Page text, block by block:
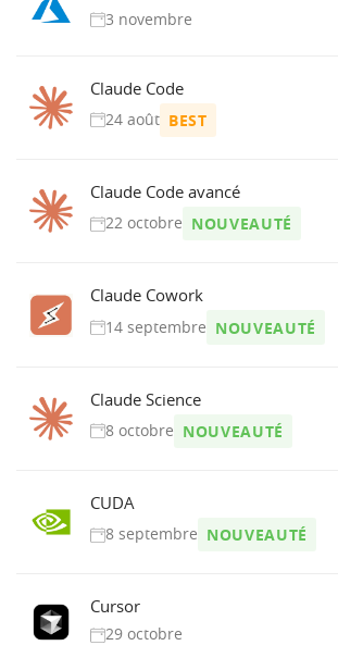
3 novembre
Claude Code
24 août BEST
Claude Code avancé
22 octobre NOUVEAUTÉ
Claude Cowork
14 septembre NOUVEAUTÉ
Claude Science
8 octobre NOUVEAUTÉ
CUDA
8 septembre NOUVEAUTÉ
Cursor
29 octobre